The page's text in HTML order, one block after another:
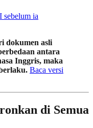
sebelum ia
dokumen asli
antara
Inggris, maka
Baca versi
di Semua